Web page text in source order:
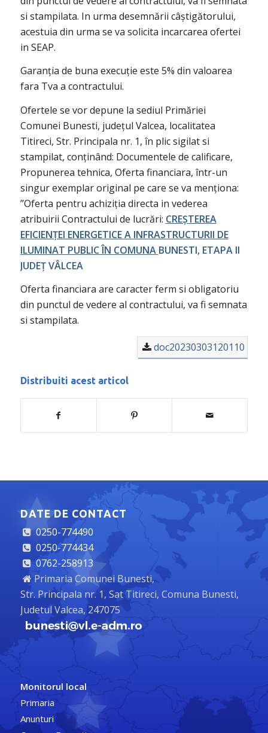
si stampilata. In urma desemnării câștigătorului,
acestuia din urma se va solicita incarcarea ofertei
in SEAP.
Garanția de buna execuție este 5% din valoarea
fara Tva a contractului.
Ofertele se vor depune la sediul Primăriei
Comunei Bunesti, județul Valcea, localitatea
Titireci, Str. Principala nr. 1, în plic sigilat si
stampilat, conținând: Documentele de calificare,
Propunerea tehnica, Oferta financiara, într-un
singur exemplar original pe care se va menționa:
’’Oferta pentru achiziția directa in vederea
atribuirii Contractului de lucrări: CREȘTEREA
EFICIENȚEI ENERGETICE A INFRASTRUCTURII DE
ILUMINAT PUBLIC ÎN COMUNA BUNESTI, ETAPA II
JUDEȚ VÂLCEA
Oferta financiara are caracter ferm si obligatoriu
din punctul de vedere al contractului, va fi semnata
si stampilata.
doc20230303120110
Distribuiti acest articol
DATE DE CONTACT
0250-774490
0250-774434
0762-258913
Primaria Comunei Bunesti,
Str. Principala nr. 1, Sat Titireci, Comuna Bunesti,
Judetul Valcea, 247075
Monitorul local
Primaria
Anunturi